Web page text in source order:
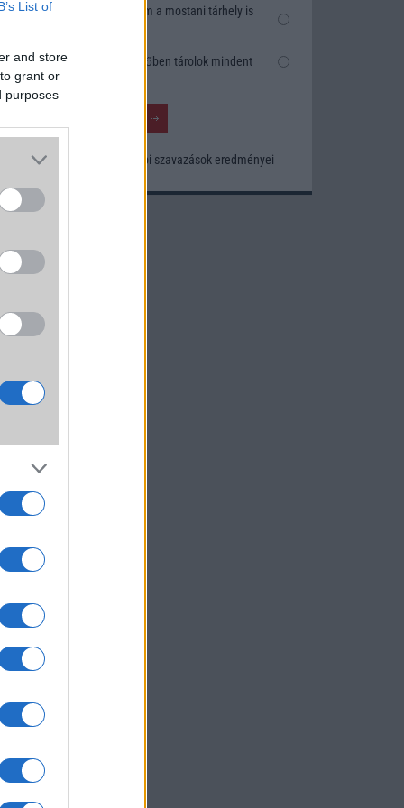
List of
and store
grant or
purposes
Nem, nekem a mostani tárhely is
Inkább felhőben tárolok mindent
Korábbi szavazások eredményei